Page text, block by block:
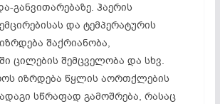
განვითარებაზე. ჰაერის
და ტემპერატურის
შაქრიანობა,
ცილების შემცველობა და სხვ.
იზრდება წყლის აორთქლების
სწრაფად გამოშრება, რასაც